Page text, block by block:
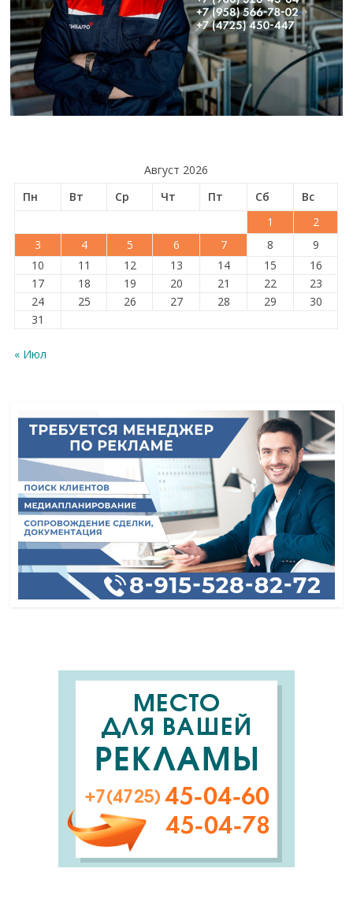
Август 2026
Пн
Вт Ср Чт Пт Сб
Вс
1
2
3
4 5 6 7 8
9
10
11 12 13 14 15
16
17
18 19 20 21 22
23
24
25 26 27 28 29
30
31
« Июл